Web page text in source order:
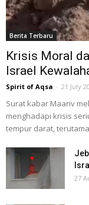
Berita Terbaru
Krisis Moral
Israel
Spirit of Aqsa - 21 July
Surat kabar Maariv
menghadapi krisis
tempur darat,
27